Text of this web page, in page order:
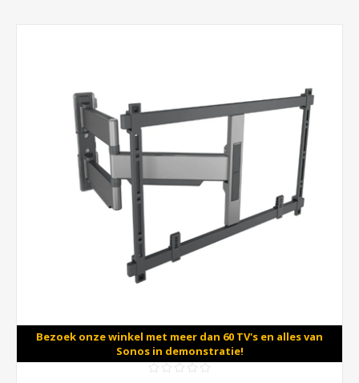
Bezoek onze winkel met meer dan 60 TV's en alles van
Sonos in demonstratie!